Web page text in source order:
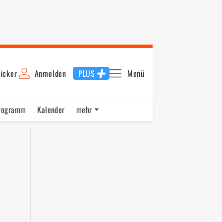
Anmelden PLUS Menü
Kalender
mehr